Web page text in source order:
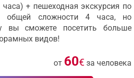
+ пешеходная экскурсия по
общей сложности 4 часа, но
вы сможете посетить больше
видов!
от 60€ за человека